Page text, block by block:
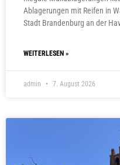
Ablagerungen mit Reifen in
Stadt Brandenburg an der
WEITERLESEN »
admin 7. August 2026